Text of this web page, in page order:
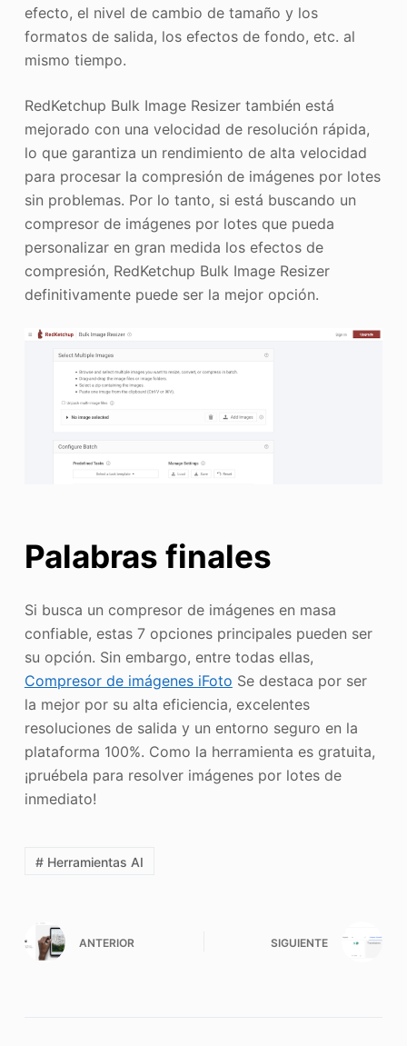
efecto, el nivel de cambio de tamaño y los
formatos de salida, los efectos de fondo, etc. al
mismo tiempo.
RedKetchup Bulk Image Resizer también está
mejorado con una velocidad de resolución rápida,
lo que garantiza un rendimiento de alta velocidad
para procesar la compresión de imágenes por lotes
sin problemas. Por lo tanto, si está buscando un
compresor de imágenes por lotes que pueda
personalizar en gran medida los efectos de
compresión, RedKetchup Bulk Image Resizer
definitivamente puede ser la mejor opción.
Palabras finales
Si busca un compresor de imágenes en masa
confiable, estas 7 opciones principales pueden ser
su opción. Sin embargo, entre todas ellas,
Compresor de imágenes iFoto Se destaca por ser
la mejor por su alta eficiencia, excelentes
resoluciones de salida y un entorno seguro en la
plataforma 100%. Como la herramienta es gratuita,
¡pruébela para resolver imágenes por lotes de
inmediato!
# Herramientas AI
ANTERIOR SIGUIENTE